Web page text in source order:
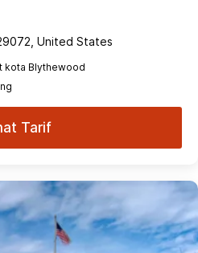
United States
kota Blythewood
Tarif